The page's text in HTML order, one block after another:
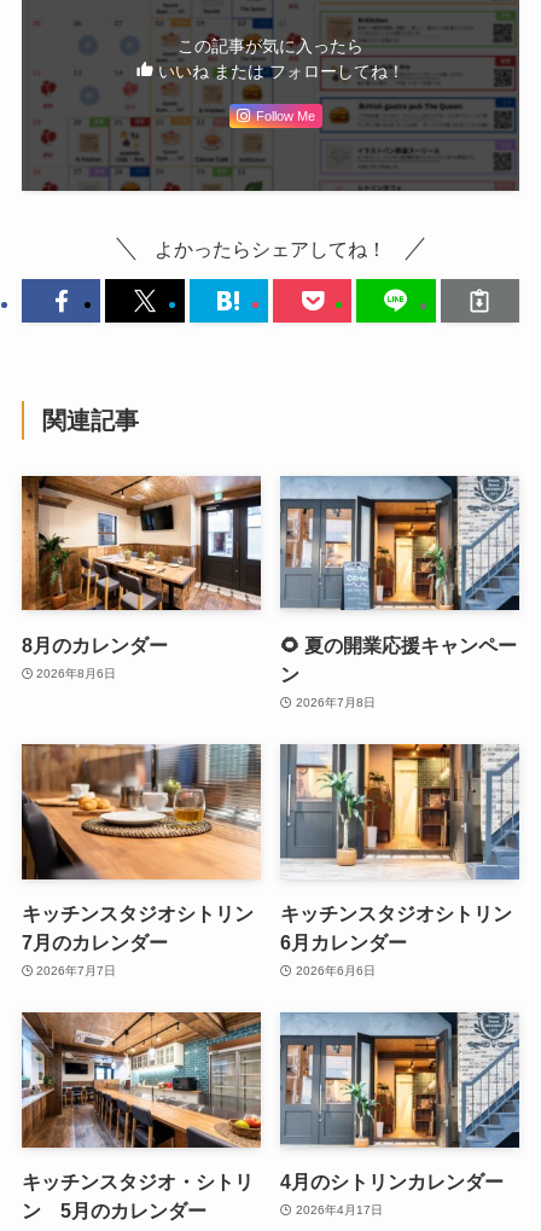
この記事が気に入ったら
いいね または フォローしてね！
Follow Me
よかったらシェアしてね！
関連記事
8月のカレンダー
2026年8月6日
🌻 夏の開業応援キャンペー
ン
2026年7月8日
キッチンスタジオシトリン
7月のカレンダー
2026年7月7日
キッチンスタジオシトリン
6月カレンダー
2026年6月6日
キッチンスタジオ・シトリ
ン 5月のカレンダー
4月のシトリンカレンダー
2026年4月17日